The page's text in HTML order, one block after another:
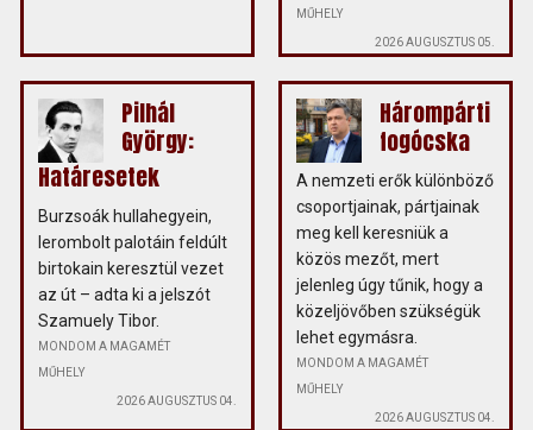
MŰHELY
2026 AUGUSZTUS 05.
Pilhál
György:
Határesetek
Burzsoák hullahegyein,
lerombolt palotáin feldúlt
birtokain keresztül vezet
az út – adta ki a jelszót
Szamuely Tibor.
MONDOM A MAGAMÉT
MŰHELY
2026 AUGUSZTUS 04.
Hárompárti
fogócska
A nemzeti erők különböző
csoportjainak, pártjainak
meg kell keresniük a
közös mezőt, mert
jelenleg úgy tűnik, hogy a
közeljövőben szükségük
lehet egymásra.
MONDOM A MAGAMÉT
MŰHELY
2026 AUGUSZTUS 04.